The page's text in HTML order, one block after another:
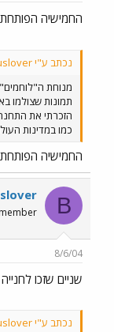
החמישיה הפותחת
נכתב ע"י buslover:
מנוחת ה"לוחמים"
תמונות שצולמו
הזכרתי את
כמו במדינות
החמישיה הפותחת
B
8/6/04
שניים שזכו
נכתב ע"י buslover: